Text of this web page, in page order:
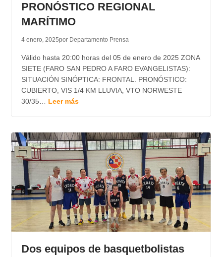
PRONÓSTICO REGIONAL
MARÍTIMO
4 enero, 2025por Departamento Prensa
Válido hasta 20:00 horas del 05 de enero de 2025 ZONA
SIETE (FARO SAN PEDRO A FARO EVANGELISTAS):
SITUACIÓN SINÓPTICA: FRONTAL. PRONÓSTICO:
CUBIERTO, VIS 1/4 KM LLUVIA, VTO NORWESTE
30/35… Leer más
Dos equipos de basquetbolistas